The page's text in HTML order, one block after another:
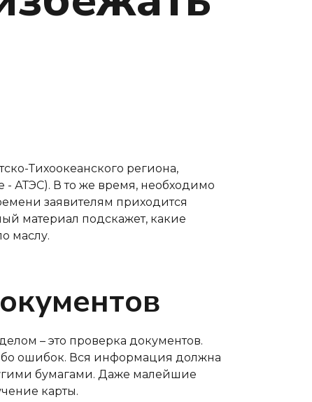
Тихоокеанского региона,
- АТЭС). В то же время, необходимо
заявителям приходится
материал подскажет, какие
маслу.
– это проверка документов.
ошибок. Вся информация должна
бумагами. Даже малейшие
карты.